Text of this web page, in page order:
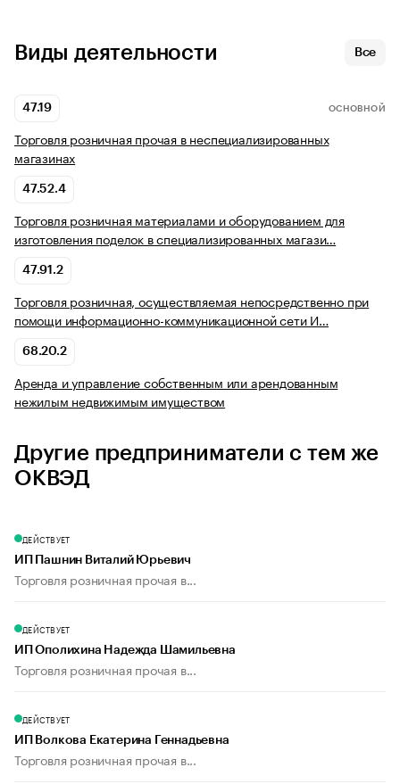
Виды деятельности Все
47.19 ОСНОВНОЙ
Торговля розничная прочая в неспециализированных
магазинах
47.52.4
Торговля розничная материалами и оборудованием для
изготовления поделок в специализированных магази…
47.91.2
Торговля розничная, осуществляемая непосредственно при
помощи информационно-коммуникационной сети И…
68.20.2
Аренда и управление собственным или арендованным
нежилым недвижимым имуществом
Другие предприниматели с тем же
ОКВЭД
ДЕЙСТВУЕТ
ИП Пашнин Виталий Юрьевич
Торговля розничная прочая в...
ДЕЙСТВУЕТ
ИП Ополихина Надежда Шамильевна
Торговля розничная прочая в...
ДЕЙСТВУЕТ
ИП Волкова Екатерина Геннадьевна
Торговля розничная прочая в...